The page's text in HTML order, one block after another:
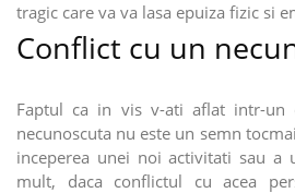
tragic care va va lasa epuiza fizic si
Conflict cu un
Faptul ca in vis v-ati aflat intr-un
necunoscuta nu este un semn
inceperea unei noi activitati sau a
mult, daca conflictul cu acea